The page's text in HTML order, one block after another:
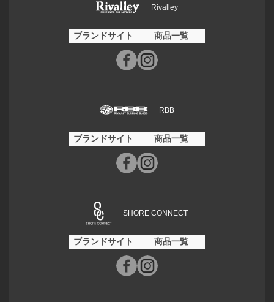
Rivalley
ブランドサイト 商品一覧
RBB
ブランドサイト 商品一覧
SHORE CONNECT
ブランドサイト 商品一覧